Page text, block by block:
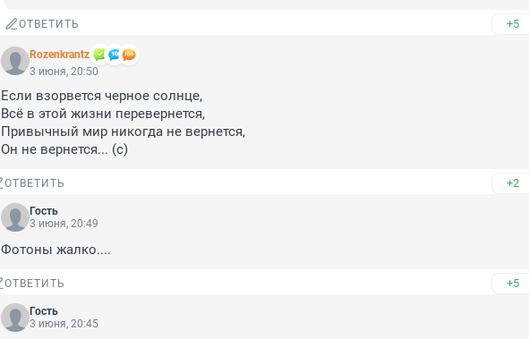
ОТВЕТИТЬ +5
Rozenkrantz
3 июня, 20:50
Если взорвется черное солнце,
Всё в этой жизни перевернется,
Привычный мир никогда не вернется,
Он не вернется... (с)
ОТВЕТИТЬ +2
Гость
3 июня, 20:49
Фотоны жалко....
ОТВЕТИТЬ +5
Гость
3 июня, 20:45